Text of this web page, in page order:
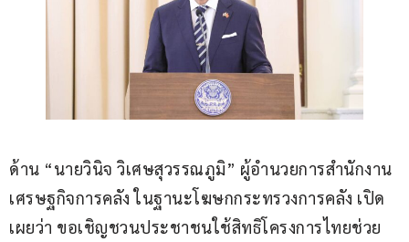
ด้าน “นายวินิจ วิเศษสุวรรณภูมิ” ผู้อำนวยการสำนักงาน
เศรษฐกิจการคลัง ในฐานะโฆษกกระทรวงการคลัง เปิด
เผยว่า ขอเชิญชวนประชาชนใช้สิทธิโครงการไทยช่วย